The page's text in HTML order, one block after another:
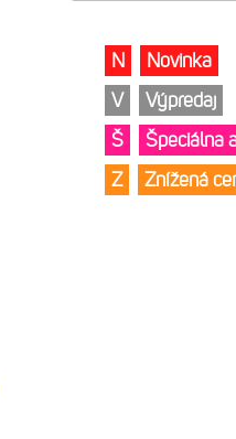
N
Novinka
V
Výpredaj
Š
Špeciálna
Z
Znížená